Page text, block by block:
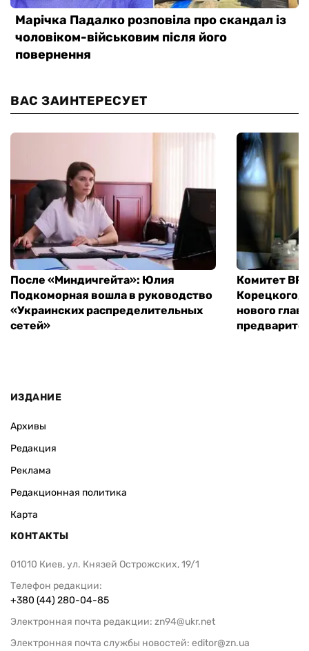
ВАС ЗАИНТЕРЕСУЕТ
После «Миндичгейта»: Юлия
Подкоморная вошла в руководство
«Украинских распределительных
сетей»
Комитет ВР
Корецкого,
нового
ИЗДАНИЕ
Архивы
Редакция
Реклама
Редакционная политика
Карта
КОНТАКТЫ
01010 Киев, ул. Князей Острожских, 19/1
Телефон редакции:
+380 (44) 280-04-85
Электронная почта редакции: zn94@ukr.net
Электронная почта службы новостей: editor@zn.ua